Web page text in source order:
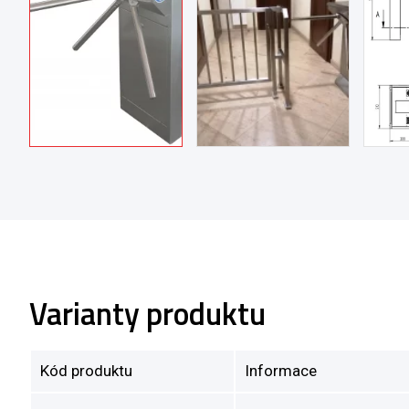
Varianty produktu
Kód produktu Informace